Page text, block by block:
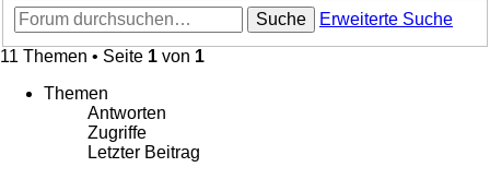
Suche
Erweiterte Suche
11 Themen • Seite 1 von 1
Themen
Antworten
Zugriffe
Letzter Beitrag